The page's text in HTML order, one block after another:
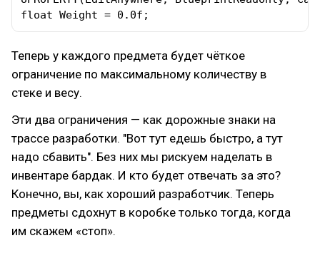
float Weight = 0.0f;
Теперь у каждого предмета будет чёткое
ограничение по максимальному количеству в
стеке и весу.
Эти два ограничения — как дорожные знаки на
трассе разработки. "Вот тут едешь быстро, а тут
надо сбавить". Без них мы рискуем наделать в
инвентаре бардак. И кто будет отвечать за это?
Конечно, вы, как хороший разработчик. Теперь
предметы сдохнут в коробке только тогда, когда
им скажем «стоп».